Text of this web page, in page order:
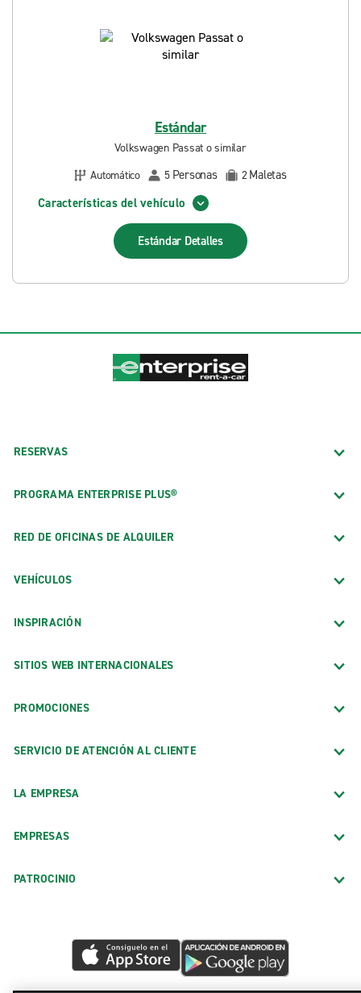
Estándar
Volkswagen Passat o similar
Automático
5 Personas 2Maletas
Características del vehículo
Estándar Detalles
RESERVAS
PROGRAMA ENTERPRISE PLUS®
RED DE OFICINAS DE ALQUILER
VEHÍCULOS
INSPIRACIÓN
SITIOS WEB INTERNACIONALES
PROMOCIONES
SERVICIO DE ATENCIÓN AL CLIENTE
LA EMPRESA
EMPRESAS
PATROCINIO